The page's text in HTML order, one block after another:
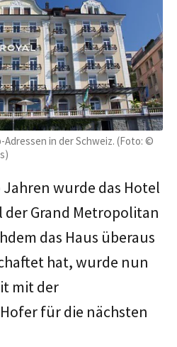
in der Schweiz. (Foto: ©
wurde das Hotel
der Grand Metropolitan
das Haus überaus
hat, wurde nun
mit der
für die nächsten